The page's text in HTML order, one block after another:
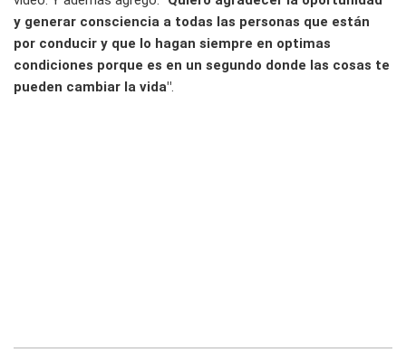
y generar consciencia a todas las personas que están
por conducir y que lo hagan siempre en optimas
condiciones porque es en un segundo donde las cosas te
pueden cambiar la vida".